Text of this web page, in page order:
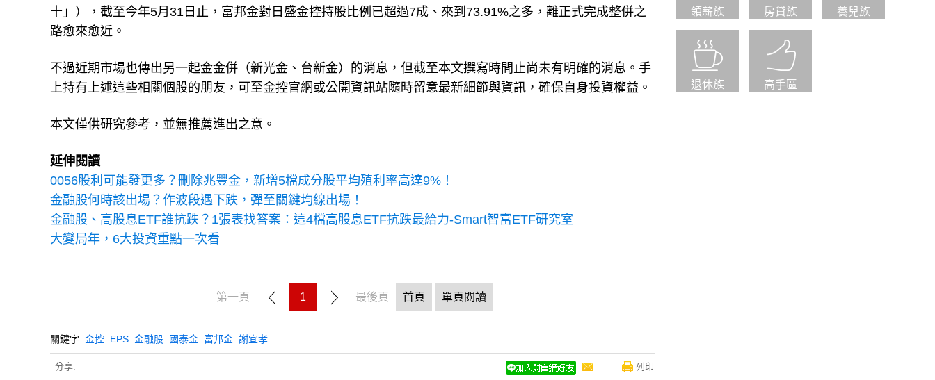
十」），截至今年5月31日止，富邦金對日盛金控持股比例已超過7成、來到73.91%之多，離正式完成整併之
路愈來愈近。
不過近期市場也傳出另一起金金併（新光金、台新金）的消息，但截至本文撰寫時間止尚未有明確的消息。手
上持有上述這些相關個股的朋友，可至金控官網或公開資訊站隨時留意最新細節與資訊，確保自身投資權益。
本文僅供研究參考，並無推薦進出之意。
延伸閱讀
0056股利可能發更多？刪除兆豐金，新增5檔成分股平均殖利率高達9%！
金融股何時該出場？作波段遇下跌，彈至關鍵均線出場！
金融股、高股息ETF誰抗跌？1張表找答案：這4檔高股息ETF抗跌最給力-Smart智富ETF研究室
大變局年，6大投資重點一次看
第一頁 1 最後頁 首頁 單頁閱讀
關鍵字: 金控 EPS 金融股 國泰金 富邦金 謝宜孝
分享: 列印
領薪族 房貸族 養兒族
退休族 高手區